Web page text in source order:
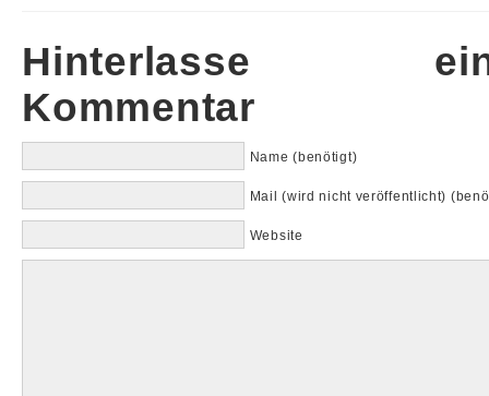
Hinterlasse
Kommentar
Name (benötigt)
Mail (wird nicht veröffentlicht)
Website